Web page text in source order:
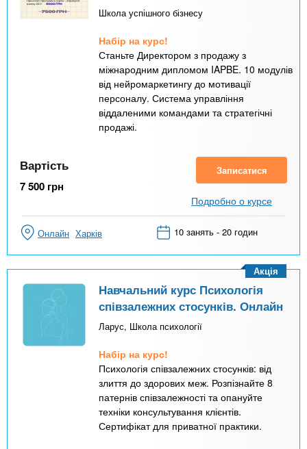
Школа успішного бізнесу
Набір на курс!
Станьте Директором з продажу з
міжнародним дипломом IAPBE. 10 модулів
від нейромаркетингу до мотивації
персоналу. Система управління
віддаленими командами та стратегічні
продажі.
Вартість
7 500 грн
Записатися
Подробно о курсе
Онлайн Харків 10 занять - 20 годин
Навчальний курс Психологія
співзалежних стосунків. Онлайн
Ларус, Школа психології
Набір на курс!
Психологія співзалежних стосунків: від
злиття до здорових меж. Розпізнайте 8
патернів співзалежності та опануйте
техніки консультування клієнтів.
Сертифікат для приватної практики.
Акція